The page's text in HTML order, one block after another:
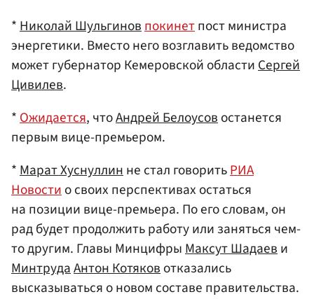
*Николай Шульгиновпокинетпост министра
энергетики. Вместо него возглавить ведомство
может губернатор Кемеровской областиСергей
Цивилев.
*Ожидается, чтоАндрей Белоусовостанется
первым вице-премьером.
*Марат Хуснуллинне стал говоритьРИА
Новостио своих перспективах остаться
на позиции вице-премьера. По его словам, он
рад будет продолжить работу или заняться чем-
то другим. Главы МинцифрыМаксут Шадаеви
МинтрудаАнтон Котяковотказались
высказываться о новом составе правительства.